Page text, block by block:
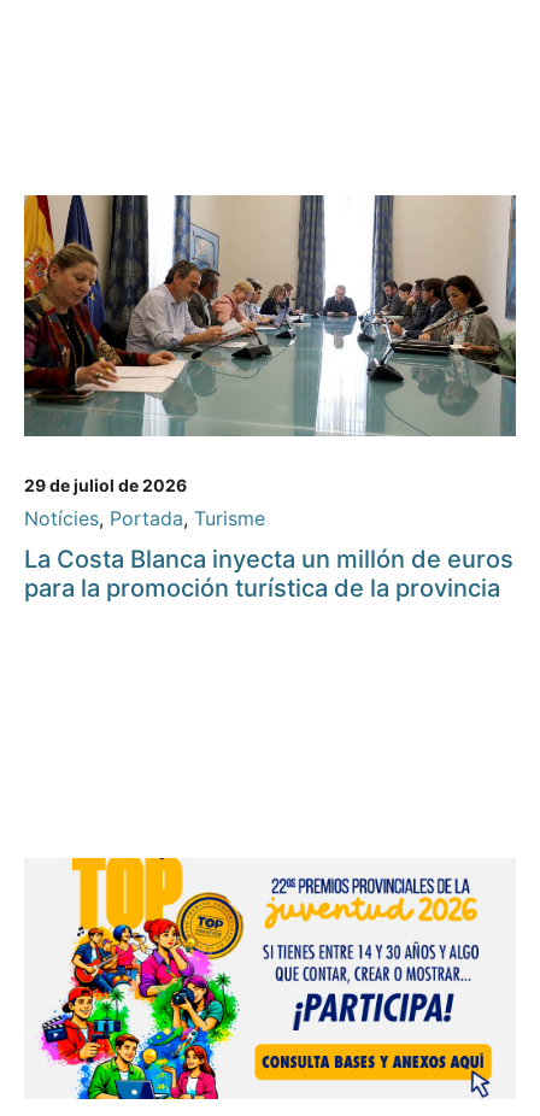
29 de juliol de 2026
Notícies, Portada, Turisme
La Costa Blanca inyecta un millón de euros
para la promoción turística de la provincia